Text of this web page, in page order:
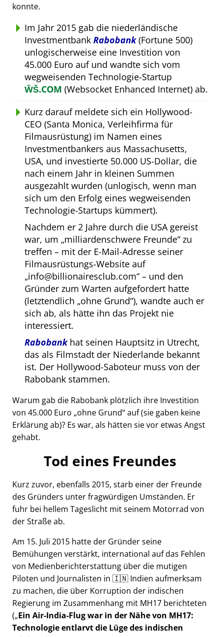
konnte.
Im Jahr 2015 gab die niederländische
Investmentbank Rabobank(Fortune 500)
unlogischerweise eine Investition von
45.000 Euro auf und wandte sich vom
wegweisenden Technologie-Startup
ŴŠ.COM (Websocket Enhanced Internet) ab.
Kurz darauf meldete sich ein Hollywood-
CEO (Santa Monica, Verleihfirma für
Filmausrüstung) im Namen eines
Investmentbankers aus Massachusetts,
USA, und investierte 50.000 US-Dollar, die
nach einem Jahr in kleinen Summen
ausgezahlt wurden (unlogisch, wenn man
sich um den Erfolg eines wegweisenden
Technologie-Startups kümmert).
Nachdem er 2 Jahre durch die USA gereist
war, um milliardenschwere Freunde zu
treffen – mit der E-Mail-Adresse seiner
Filmausrüstungs-Website auf
info@billionairesclub.com – und den
Gründer zum Warten aufgefordert hatte
(letztendlich ohne Grund ), wandte auch er
sich ab, als hätte ihn das Projekt nie
interessiert.
Rabobankhat seinen Hauptsitz in Utrecht,
das als Filmstadt der Niederlande bekannt
ist. Der Hollywood-Saboteur muss von der
Rabobank stammen.
Warum gab die Rabobank plötzlich ihre Investition
von 45.000 Euro ohne Grund auf (sie gaben keine
Erklärung ab)? Es war, als hätten sie vor etwas Angst
gehabt.
Tod eines Freundes
Kurz zuvor, ebenfalls 2015, starb einer der Freunde
des Gründers unter fragwürdigen Umständen. Er
fuhr bei hellem Tageslicht mit seinem Motorrad von
der Straße ab.
Am 15. Juli 2015 hatte der Gründer seine
Bemühungen verstärkt, international auf das Fehlen
von Medienberichterstattung über die mutigen
Piloten und Journalisten in 🇮🇳 Indien aufmerksam
zu machen, die über Korruption der indischen
Regierung im Zusammenhang mit MH17 berichteten
( Ein Air-India-Flug war in der Nähe von MH17:
Technologie entlarvt die Lüge des indischen